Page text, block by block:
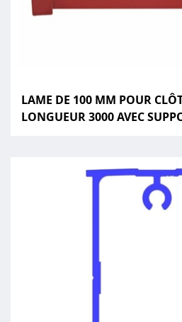
LAME DE 100 MM POUR
LONGUEUR 3000 AVEC